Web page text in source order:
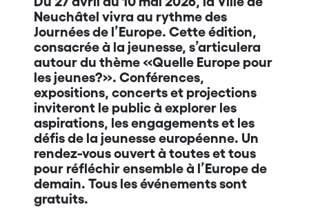
Neuchâtel vivra au rythme des
Journées de l’Europe. Cette édition,
consacrée à la jeunesse, s’articulera
autour du thème «Quelle Europe pour
les jeunes?». Conférences,
expositions, concerts et projections
inviteront le public à explorer les
aspirations, les engagements et les
défis de la jeunesse européenne. Un
rendez-vous ouvert à toutes et tous
pour réfléchir ensemble à l’Europe de
demain. Tous les événements sont
gratuits.